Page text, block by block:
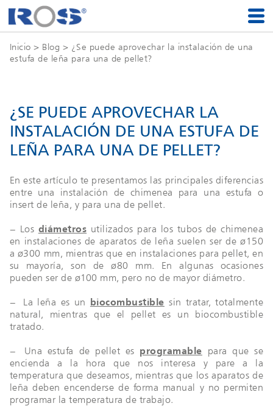
Inicio > Blog > ¿Se puede aprovechar la instalación de una
estufa de leña para una de pellet?
¿SE PUEDE APROVECHAR LA
INSTALACIÓN DE UNA ESTUFA DE
LEÑA PARA UNA DE PELLET?
En este artículo te presentamos las principales diferencias
entre una instalación de chimenea para una estufa o
insert de leña, y para una de pellet.
− Los diámetros utilizados para los tubos de chimenea
en instalaciones de aparatos de leña suelen ser de ø150
a ø300 mm, mientras que en instalaciones para pellet, en
su mayoría, son de ø80 mm. En algunas ocasiones
pueden ser de ø100 mm, pero no de mayor diámetro.
− La leña es un biocombustible sin tratar, totalmente
natural, mientras que el pellet es un biocombustible
tratado.
− Una estufa de pellet es programable para que se
encienda a la hora que nos interesa y pare a la
temperatura que deseamos, mientras que los aparatos de
leña deben encenderse de forma manual y no permiten
programar la temperatura de trabajo.